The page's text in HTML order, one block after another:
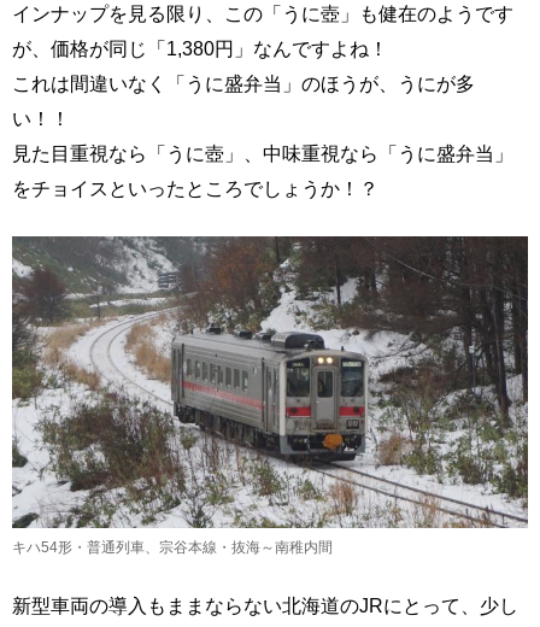
インナップを見る限り、この「うに壺」も健在のようです
が、価格が同じ「1,380円」なんですよね！
これは間違いなく「うに盛弁当」のほうが、うにが多
い！！
見た目重視なら「うに壺」、中味重視なら「うに盛弁当」
をチョイスといったところでしょうか！？
キハ54形・普通列車、宗谷本線・抜海～南稚内間
新型車両の導入もままならない北海道のJRにとって、少し